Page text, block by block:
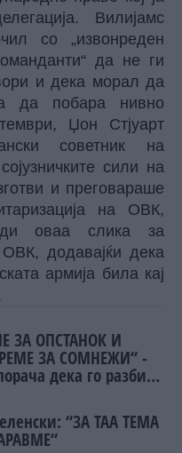
Вилијамс
со „извонреден
да не ги
и дека морал да
да побара нивно
Џон Стјуарт
советник на
сили на
и преговараше
на ОВК,
оваа слика за
додавајќи дека
армија била кај
ЗА ОПСТАНОК И
ЗА СОМНЕЖИ“ -
дека го разбира
“ЗА ТАА ТЕМА